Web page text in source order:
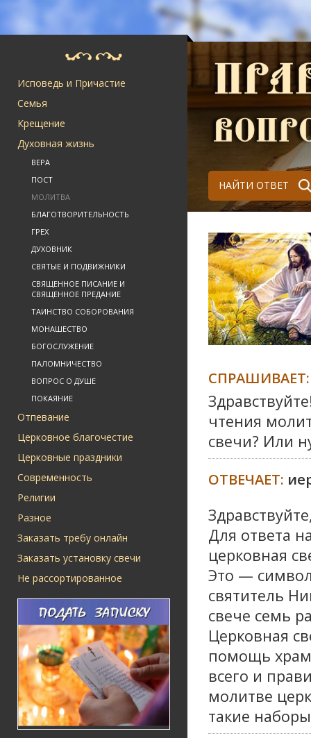
Исповедь и Причастие
Семья
Крещение
Духовная жизнь
ВЕРА
ПОСТ
МОЛИТВА
БЛАГОТВОРИТЕЛЬНОСТЬ
ГРЕХ
ДУХОВНИК
СВЯТЫЕ И ПОДВИЖНИКИ
СВЯЩЕННОЕ ПИСАНИЕ И
СВЯЩЕННОЕ ПРЕДАНИЕ
ТАИНСТВО СОБОРОВАНИЯ
МОНАШЕСТВО
БОГОСЛУЖЕНИЕ
ПАЛОМНИЧЕСТВО
ВОПРОС О ДУШЕ
ПОКАЯНИЕ
Отпевание
Церковное благочестие
Церковные праздники
Современность
Религии
Разное
Заказать требу онлайн
Заказать установку свечи
Не рассортированное
НАЙТИ ОТВЕТ
СПРАШИВАЕТ:
чтения
свечи? Или
ОТВЕЧАЕТ:
Для ответа
церковная
Это —
святитель
свече семь
Церковная
помощь
всего и
молитве
такие